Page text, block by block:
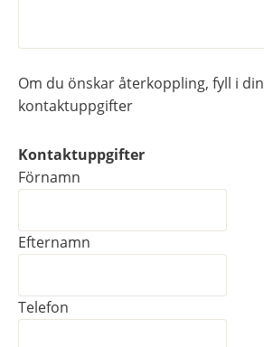
Om du önskar återkoppling, fyll i
kontaktuppgifter
Kontaktuppgifter
Kontaktuppgifter
Förnamn
Efternamn
Telefon